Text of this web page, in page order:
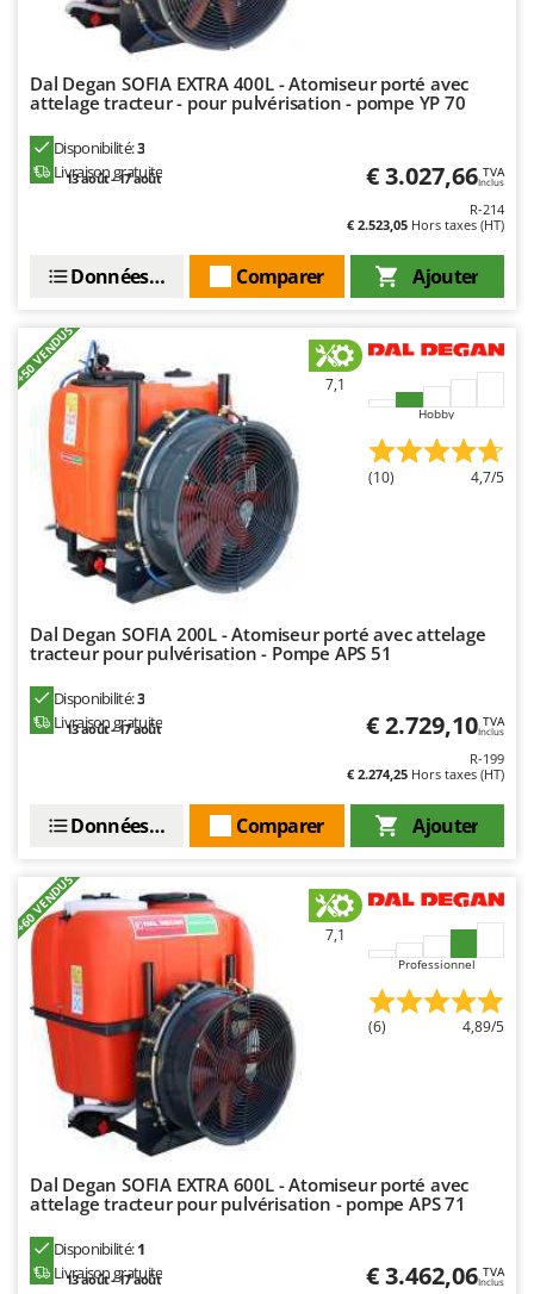
Oriental Koshin
Outdoorchef
P
Palazzetti
Palumbo Pavi
Partisani
Prismafood
R
R.G.V.
Rato
Reber
Redback
Resto Italia
Ribimex
Ritter
River Systems
Robomow
Royal Food
S
Santos
Sbaraglia
Schnitzer
Seven Italy
Shark
Simatech
Sirman
Skil
Dal Degan SOFIA EXTRA 400L - Atomiseur porté avec
attelage tracteur - pour pulvérisation - pompe YP 70
Disponibilité:3
Livraison gratuite
13 août - 17 août € 3.027,66 TVA
Inclus
R-214
€ 2.523,05 Hors taxes (HT)
Ajouter
Comparer
Données techniques
+50 VENDUS 7,1
Hobby
(10) 4,7/5
Dal Degan SOFIA 200L - Atomiseur porté avec attelage
tracteur pour pulvérisation - Pompe APS 51
Disponibilité:3
Livraison gratuite
13 août - 17 août € 2.729,10 TVA
Inclus
R-199
€ 2.274,25 Hors taxes (HT)
Ajouter
Comparer
Données techniques
+60 VENDUS 7,1
Professionnel
(6) 4,89/5
Dal Degan SOFIA EXTRA 600L - Atomiseur porté avec
attelage tracteur pour pulvérisation - pompe APS 71
Disponibilité:1
Livraison gratuite
13 août - 17 août € 3.462,06 TVA
Inclus